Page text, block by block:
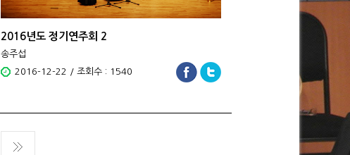
2016년도 정기연주회 2
송주섭
2016-12-22 / 조회수 : 1540